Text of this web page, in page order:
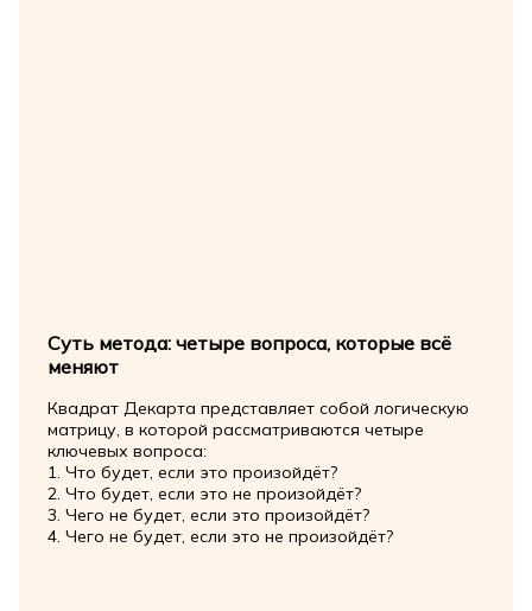
Суть метода: четыре вопроса, которые всё
меняют
Квадрат Декарта представляет собой логическую
матрицу, в которой рассматриваются четыре
ключевых вопроса:
1. Что будет, если это произойдёт?
2. Что будет, если это не произойдёт?
3. Чего не будет, если это произойдёт?
4. Чего не будет, если это не произойдёт?